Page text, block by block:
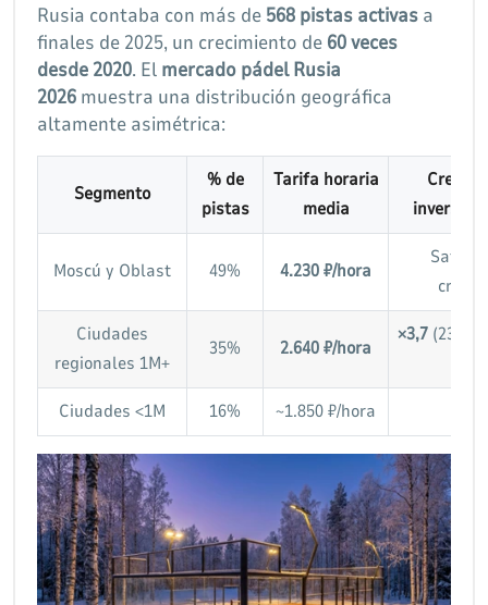
Rusia contaba con más de 568 pistas activas a
finales de 2025, un crecimiento de 60 veces
desde 2020. El mercado pádel Rusia
2026 muestra una distribución geográfica
altamente asimétrica:
Segmento
% de
pistas
Tarifa horaria
media
inversión
Moscú y Oblast 49% 4.230 ₽/hora
Ciudades
regionales 1M+
35% 2.640 ₽/hora
×3,7 (237M
Ciudades <1M
16% ~1.850 ₽/hora